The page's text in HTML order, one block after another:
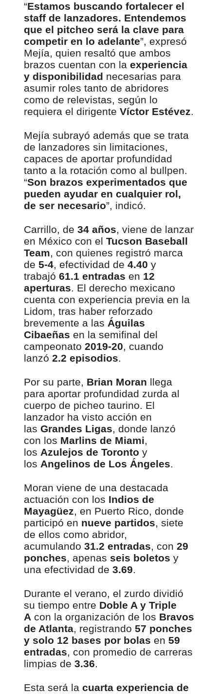
“Estamos buscando fortalecer el
staff de lanzadores. Entendemos
que el pitcheo será la clave para
competir en lo adelante”, expresó
Mejía, quien resaltó que ambos
brazos cuentan con la experiencia
y disponibilidad necesarias para
asumir roles tanto de abridores
como de relevistas, según lo
requiera el dirigente Víctor Estévez.
Mejía subrayó además que se trata
de lanzadores sin limitaciones,
capaces de aportar profundidad
tanto a la rotación como al bullpen.
“Son brazos experimentados que
pueden ayudar en cualquier rol,
de ser necesario”, indicó.
Carrillo, de 34 años, viene de lanzar
en México con el Tucson Baseball
Team, con quienes registró marca
de 5-4, efectividad de 4.40 y
trabajó 61.1 entradas en 12
aperturas. El derecho mexicano
cuenta con experiencia previa en la
Lidom, tras haber reforzado
brevemente a las Águilas
Cibaeñas en la semifinal del
campeonato 2019-20, cuando
lanzó 2.2 episodios.
Por su parte, Brian Moran llega
para aportar profundidad zurda al
cuerpo de picheo taurino. El
lanzador ha visto acción en
las Grandes Ligas, donde lanzó
con los Marlins de Miami,
los Azulejos de Toronto y
los Angelinos de Los Ángeles.
Moran viene de una destacada
actuación con los Indios de
Mayagüez, en Puerto Rico, donde
participó en nueve partidos, siete
de ellos como abridor,
acumulando 31.2 entradas, con 29
ponches, apenas seis boletos y
una efectividad de 3.69.
Durante el verano, el zurdo dividió
su tiempo entre Doble A y Triple
A con la organización de los Bravos
de Atlanta, registrando 57 ponches
y solo 12 bases por bolas en 59
entradas, con promedio de carreras
limpias de 3.36.
Esta será la cuarta experiencia de